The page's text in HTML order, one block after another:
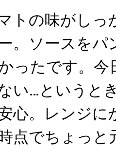
トの味がし
。ソースをパ
ったです。今
い…というと
心。レンジに
点でちょっと